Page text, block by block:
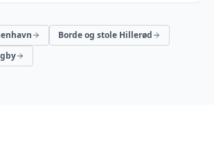
Borde og stole Hillerød